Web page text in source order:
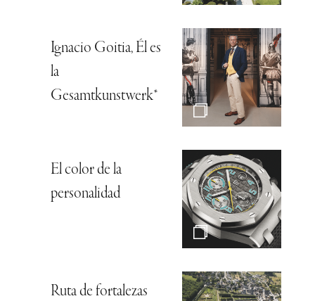
Ignacio Goitia, Él es
la
Gesamtkunstwerk*
El color de la
personalidad
Ruta de fortalezas